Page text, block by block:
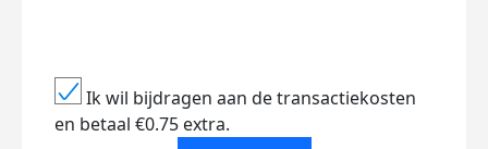
Ik wil bijdragen aan de transactiekosten
en betaal €0.75 extra.